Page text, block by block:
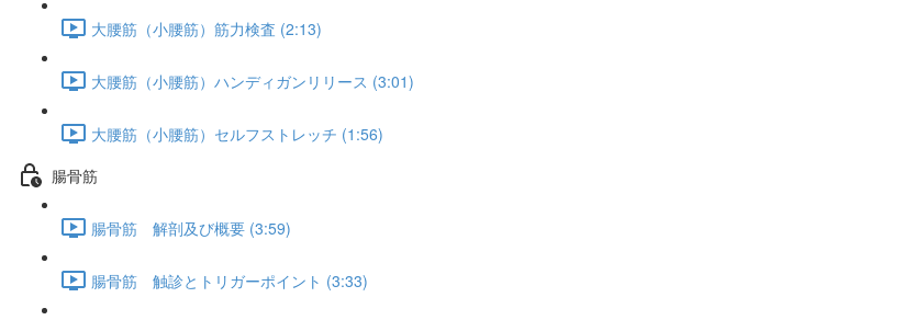
大腰筋（小腰筋）筋力検査 (2:13)
大腰筋（小腰筋）ハンディガンリリース (3:01)
大腰筋（小腰筋）セルフストレッチ (1:56)
腸骨筋
腸骨筋 解剖及び概要 (3:59)
腸骨筋 触診とトリガーポイント (3:33)